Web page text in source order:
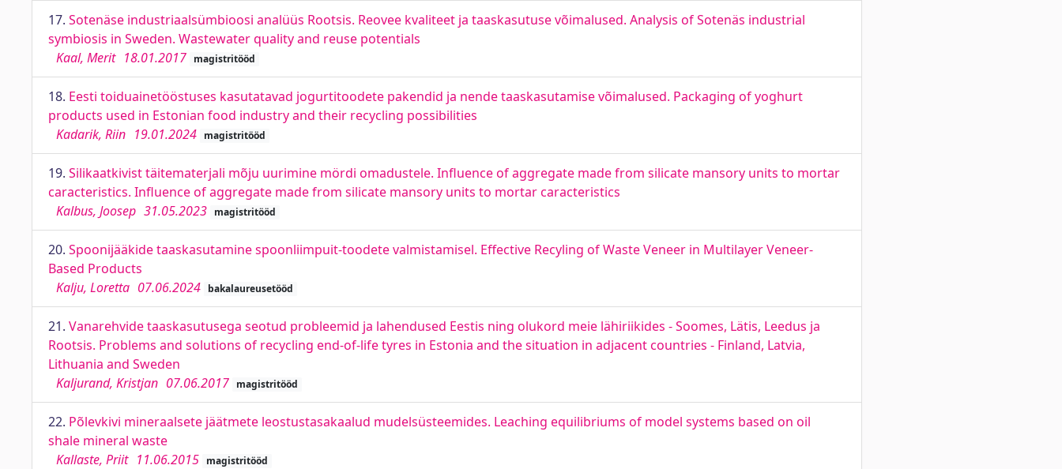
17. Sotenäse industriaalsümbioosi analüüs Rootsis. Reovee kvaliteet ja taaskasutuse võimalused. Analysis of Sotenäs industrial
symbiosis in Sweden. Wastewater quality and reuse potentials
Kaal, Merit 18.01.2017 magistritööd
18. Eesti toiduainetööstuses kasutatavad jogurtitoodete pakendid ja nende taaskasutamise võimalused. Packaging of yoghurt
products used in Estonian food industry and their recycling possibilities
Kadarik, Riin 19.01.2024 magistritööd
19. Silikaatkivist täitematerjali mõju uurimine mördi omadustele. Influence of aggregate made from silicate mansory units to mortar
caracteristics. Influence of aggregate made from silicate mansory units to mortar caracteristics
Kalbus, Joosep 31.05.2023 magistritööd
20. Spoonijääkide taaskasutamine spoonliimpuit-toodete valmistamisel. Effective Recyling of Waste Veneer in Multilayer Veneer-
Based Products
Kalju, Loretta 07.06.2024 bakalaureusetööd
21. Vanarehvide taaskasutusega seotud probleemid ja lahendused Eestis ning olukord meie lähiriikides - Soomes, Lätis, Leedus ja
Rootsis. Problems and solutions of recycling end-of-life tyres in Estonia and the situation in adjacent countries - Finland, Latvia,
Lithuania and Sweden
Kaljurand, Kristjan 07.06.2017 magistritööd
22. Põlevkivi mineraalsete jäätmete leostustasakaalud mudelsüsteemides. Leaching equilibriums of model systems based on oil
shale mineral waste
Kallaste, Priit 11.06.2015 magistritööd